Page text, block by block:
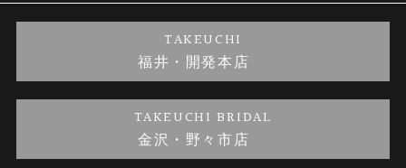
婚約ネックレス
金・プラチナのお取引
ブランドリスト
金澤指輪工房｜手作りペアリング
金澤指輪工房｜手作り結婚指輪 and 婚約指輪
お客様の声
プライバシーポリシー
TAKEUCHI
福井・開発本店
TAKEUCHI BRIDAL
金沢・野々市店